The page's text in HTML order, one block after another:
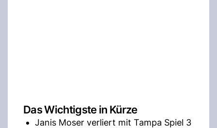
Das Wichtigste in Kürze
Janis Moser verliert mit Tampa Spiel 3